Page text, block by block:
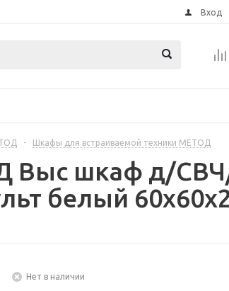
Вход
- Шкафы для встраиваемой техники МЕТОД
Выс шкаф д/
белый
Нет в наличии